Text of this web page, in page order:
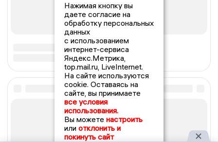
Нажимая кнопку вы
даете согласие на
обработку персональных
данных
с использованием
интернет-сервиса
Яндекс.Метрика,
top.mail.ru, LiveInternet.
На сайте используются
cookie. Оставаясь на
сайте, вы принимаете
все условия
использования.
Вы можете настроить
или отклонить и
покинуть сайт